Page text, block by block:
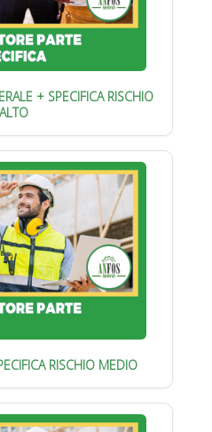
+ SPECIFICA RISCHIO
ALTO
RISCHIO MEDIO